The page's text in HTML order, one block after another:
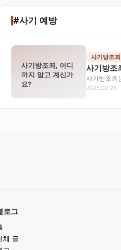
#사기 예방
사기방조죄, 어디
까지 알고 계신가
요?
사기방조죄
사기방조
사기방조죄
라도, 그 과
2025.02.26
로그
체 글